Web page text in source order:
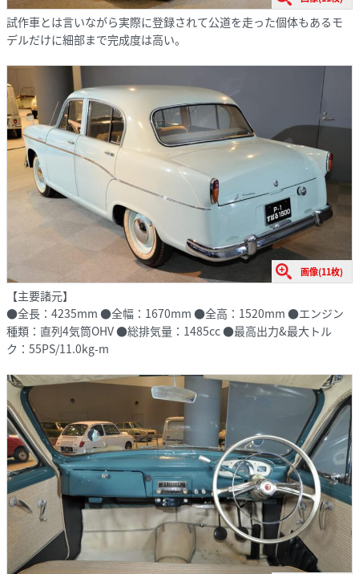
試作車とは言いながら実際に登録されて公道を走った個体もあるモ
デルだけに細部まで完成度は高い。
画像(11枚)
【主要諸元】
●全長：4235mm ●全幅：1670mm ●全高：1520mm ●エンジン
種類：直列4気筒OHV ●総排気量：1485cc ●最高出力&最大トル
ク：55PS/11.0kg-m